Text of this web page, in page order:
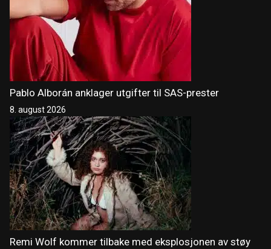
Pablo Alborán anklager utgifter til SAS-prester
8. august 2026
Remi Wolf kommer tilbake med eksplosjonen av støy